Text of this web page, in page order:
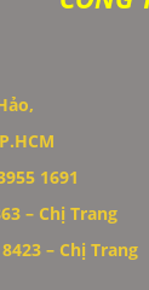
1691
– Chị Trang
– Chị Trang